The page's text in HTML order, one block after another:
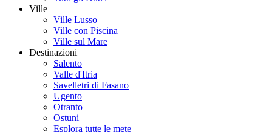
Ville
Ville Lusso
Ville con Piscina
Ville sul Mare
Destinazioni
Salento
Valle d'Itria
Savelletri di Fasano
Ugento
Otranto
Ostuni
Esplora tutte le mete